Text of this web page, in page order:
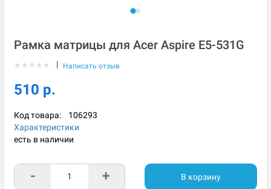
Рамка матрицы для Acer Aspire E5-531G
★ ★ ★ ★ ★ | Написать отзыв
510 р.
Код товара: 106293
Характеристики
есть в наличии
- + В корзину